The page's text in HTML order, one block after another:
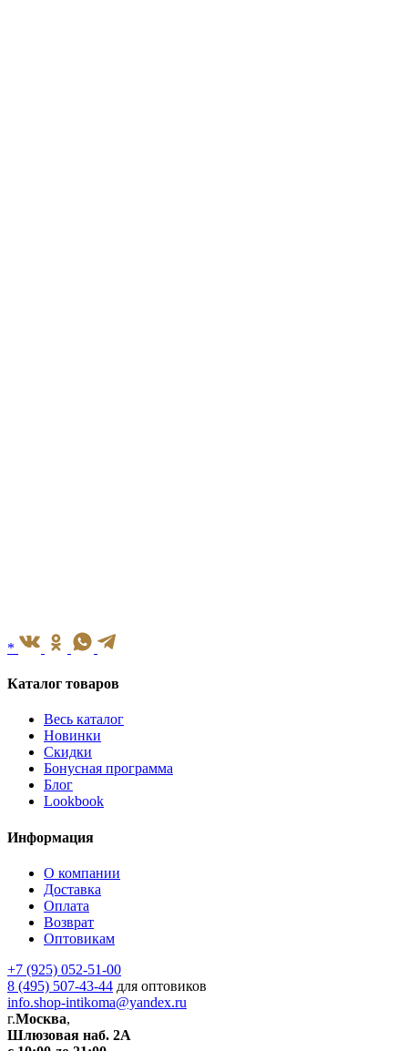
*
Каталог товаров
Весь каталог
Новинки
Скидки
Бонусная программа
Блог
Lookbook
Информация
О компании
Доставка
Оплата
Возврат
Оптовикам
+7 (925) 052-51-00
8 (495) 507-43-44 для оптовиков
info.shop-intikoma@yandex.ru
г.Москва,
Шлюзовая наб. 2А